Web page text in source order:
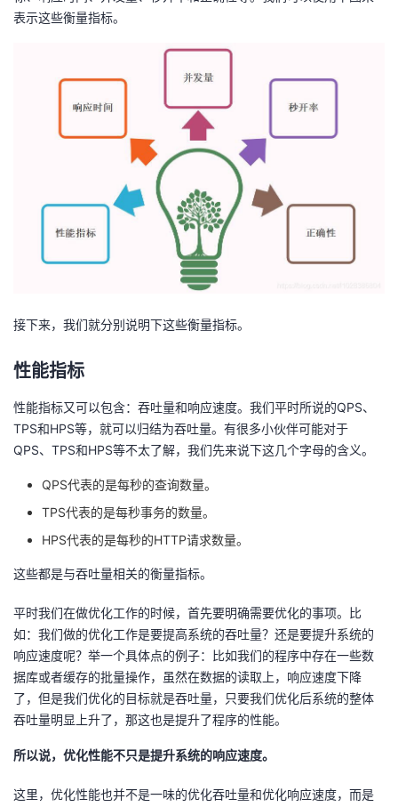
证
实
的
持
建
表示这些衡量指标。
接下来，我们就分别说明下这些衡量指标。
性能指标
性能指标又可以包含：吞吐量和响应速度。我们平时所说的QPS、
TPS和HPS等，就可以归结为吞吐量。有很多小伙伴可能对于
QPS、TPS和HPS等不太了解，我们先来说下这几个字母的含义。
QPS代表的是每秒的查询数量。
TPS代表的是每秒事务的数量。
HPS代表的是每秒的HTTP请求数量。
这些都是与吞吐量相关的衡量指标。
平时我们在做优化工作的时候，首先要明确需要优化的事项。比
如：我们做的优化工作是要提高系统的吞吐量？还是要提升系统的
响应速度呢？举一个具体点的例子：比如我们的程序中存在一些数
据库或者缓存的批量操作，虽然在数据的读取上，响应速度下降
了，但是我们优化的目标就是吞吐量，只要我们优化后系统的整体
吞吐量明显上升了，那这也是提升了程序的性能。
所以说，优化性能不只是提升系统的响应速度。
这里，优化性能也并不是一味的优化吞吐量和优化响应速度，而是